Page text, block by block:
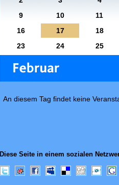
9
10
11
16
17
18
23
24 25
An diesem Tag findet keine
Diese Seite in einem sozialen